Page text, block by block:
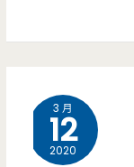
低
手
工
3 月
12
2020